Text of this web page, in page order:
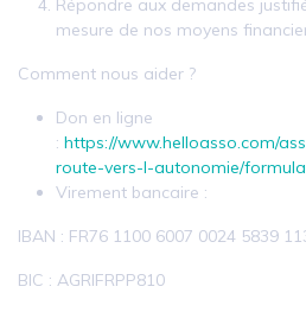
Répondre aux demandes
mesure de nos moyens
Comment nous aider ?
Don en ligne
: https://www.helloasso.com/
route-vers-l-autonomie/
Virement bancaire :
IBAN : FR76 1100 6007 0024 5839
BIC : AGRIFRPP810